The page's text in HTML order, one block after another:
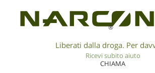
®
Liberati dalla droga. Per
Ricevi subito aiuto
CHIAMA